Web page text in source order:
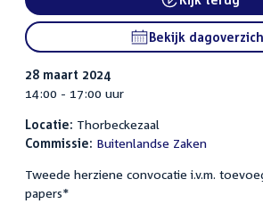
External
Bekijk
28 maart 2024
14:00 - 17:00 uur
Locatie: Thorbeckezaal
Commissie: Buitenlandse Zaken
Tweede herziene convocatie i.v.m.
papers*